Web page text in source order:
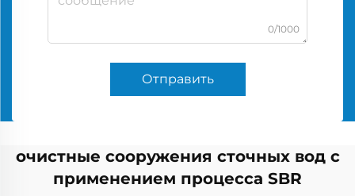
0/1000
Отправить
очистные сооружения сточных вод с
применением процесса SBR